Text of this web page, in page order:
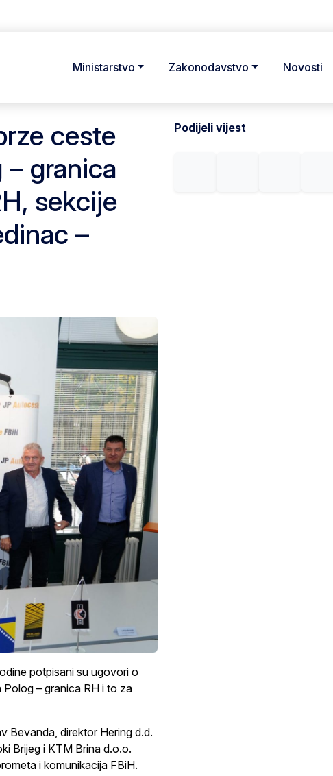
Ministarstvo Zakonodavstvo Novosti
ceste
granica
sekcije
–
potpisani su ugovori o
– granica RH i to za
Bevanda, direktor Hering d.d.
Brijeg i KTM Brina d.o.o.
i komunikacija FBiH.
Podijeli vijest